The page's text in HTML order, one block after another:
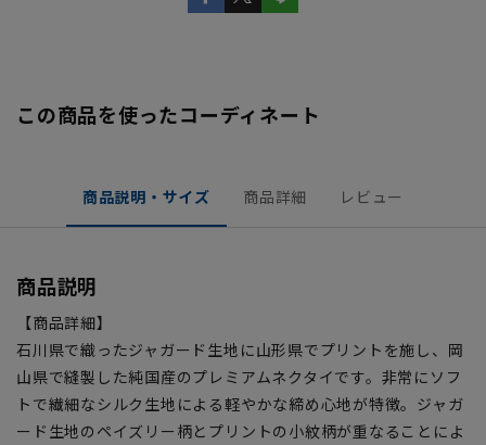
この商品を使ったコーディネート
商品説明・サイズ 商品詳細 レビュー
商品説明
【商品詳細】
石川県で織ったジャガード生地に山形県でプリントを施し、岡
山県で縫製した純国産のプレミアムネクタイです。非常にソフ
トで繊細なシルク生地による軽やかな締め心地が特徴。ジャガ
ード生地のペイズリー柄とプリントの小紋柄が重なることによ